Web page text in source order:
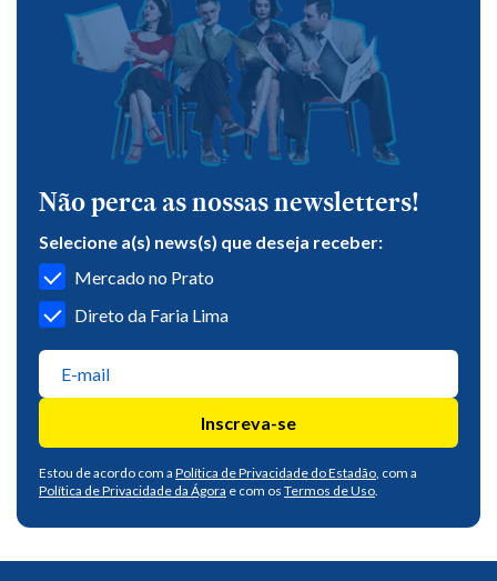
Não perca as nossas newsletters!
Selecione a(s) news(s) que deseja receber:
Mercado no Prato
Direto da Faria Lima
Inscreva-se
Estou de acordo com a Política de Privacidade do Estadão, com a
Política de Privacidade da Ágora e com os Termos de Uso.